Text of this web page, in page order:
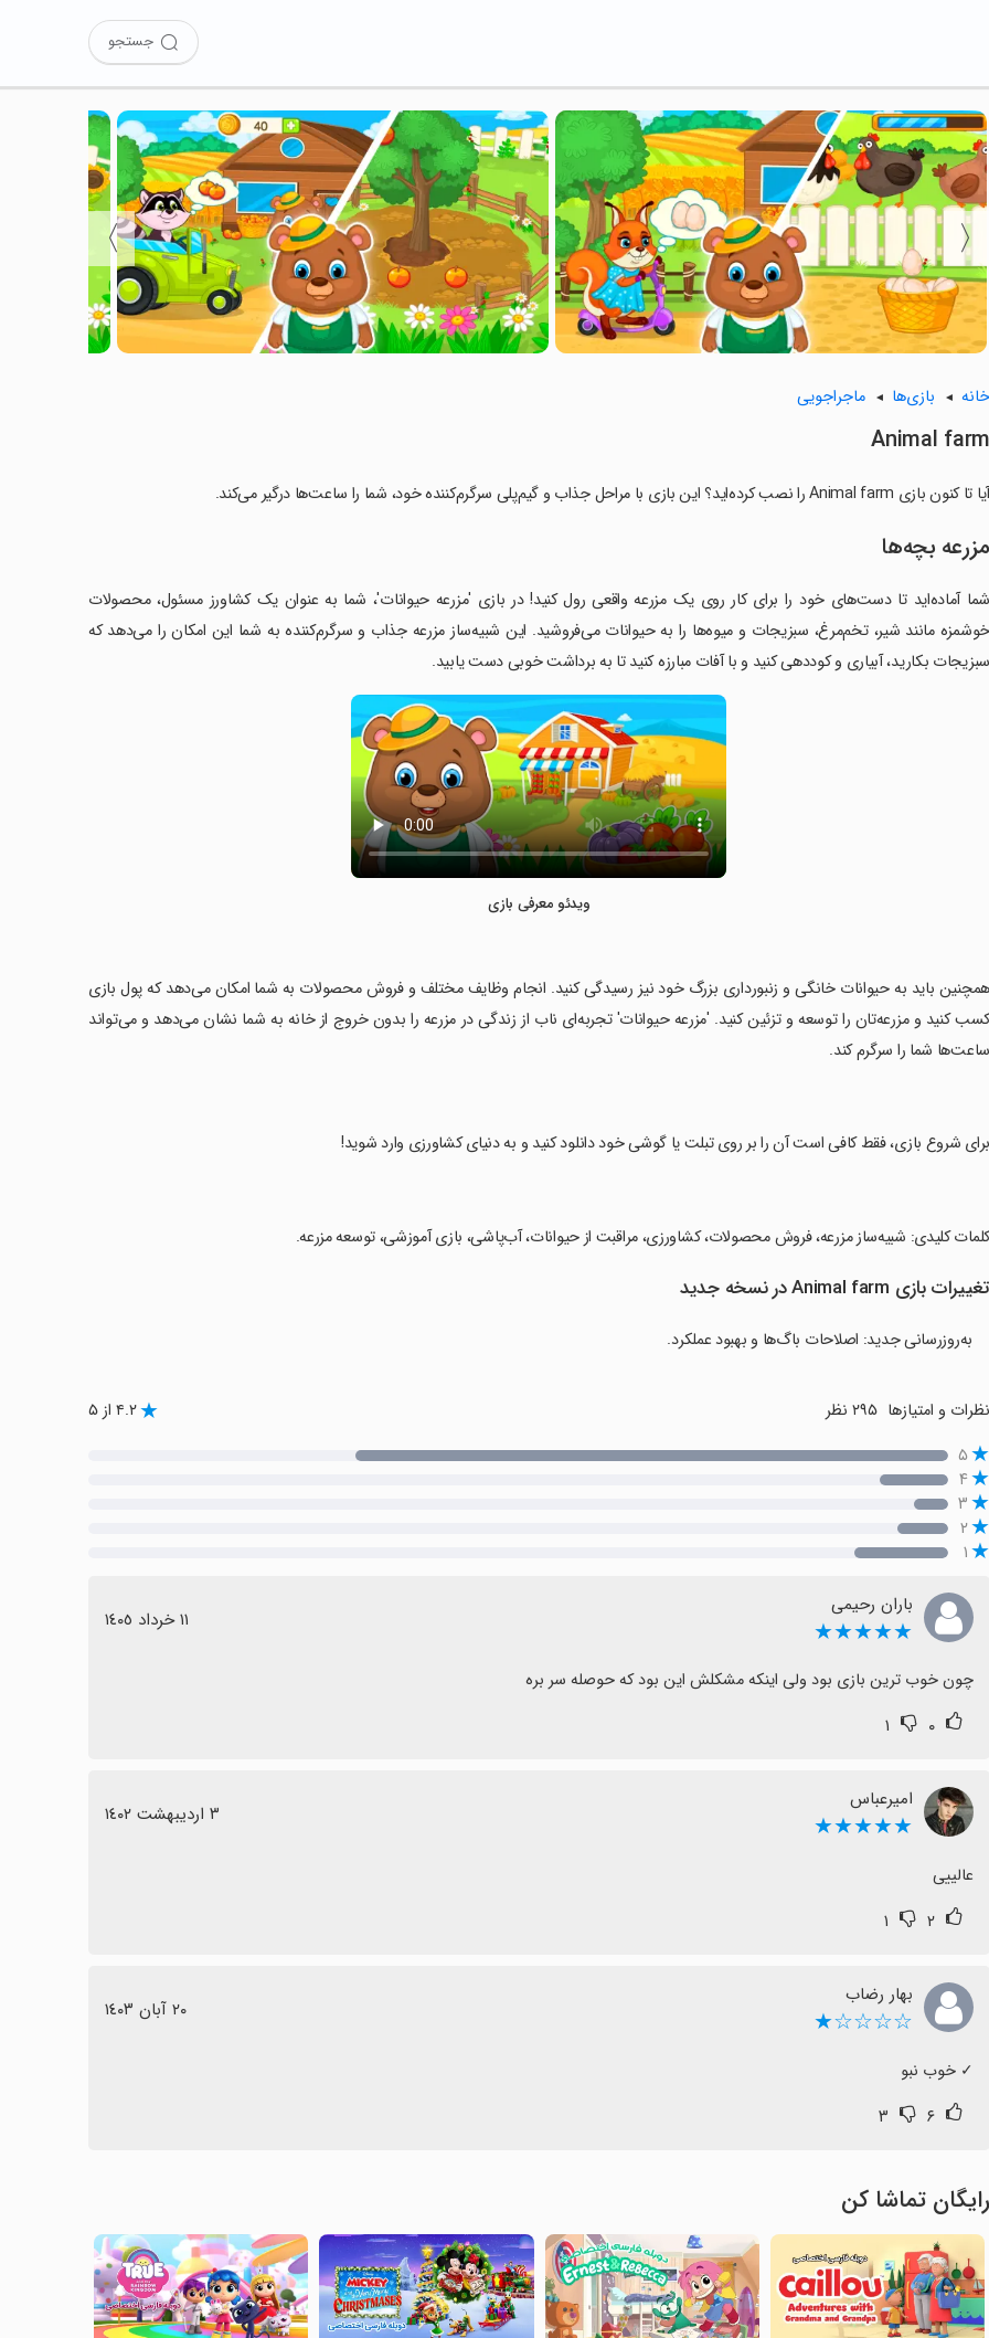
جستجو
〈
〉
خانه بازی‌ها ماجراجویی
Animal farm
آیا تا کنون بازی Animal farm را نصب کرده‌اید؟ این بازی با مراحل جذاب و گیم‌پلی سرگرم‌کننده خود، شما را ساعت‌ها درگیر می‌کند.
مزرعه بچه‌ها
شما آماده‌اید تا دست‌های خود را برای کار روی یک مزرعه واقعی رول کنید! در بازی 'مزرعه حیوانات'، شما به عنوان یک کشاورز مسئول، محصولات
خوشمزه مانند شیر، تخم‌مرغ، سبزیجات و میوه‌ها را به حیوانات می‌فروشید. این شبیه‌ساز مزرعه جذاب و سرگرم‌کننده به شما این امکان را می‌دهد که
سبزیجات بکارید، آبیاری و کوددهی کنید و با آفات مبارزه کنید تا به برداشت خوبی دست یابید.
ویدئو معرفی بازی
‏همچنین باید به حیوانات خانگی و زنبورداری بزرگ خود نیز رسیدگی کنید. انجام وظایف مختلف و فروش محصولات به شما امکان می‌دهد که پول بازی
کسب کنید و مزرعه‌تان را توسعه و تزئین کنید. 'مزرعه حیوانات' تجربه‌ای ناب از زندگی در مزرعه را بدون خروج از خانه به شما نشان می‌دهد و می‌تواند
ساعت‌ها شما را سرگرم کند.
‏برای شروع بازی، فقط کافی است آن را بر روی تبلت یا گوشی خود دانلود کنید و به دنیای کشاورزی وارد شوید!
‏کلمات کلیدی: شبیه‌ساز مزرعه، فروش محصولات، کشاورزی، مراقبت از حیوانات، آب‌پاشی، بازی آموزشی، توسعه مزرعه.
تغییرات بازی Animal farm در نسخه جدید
به‌روزرسانی‌ جدید: اصلاحات باگ‌ها و بهبود عملکرد.
نظرات و امتیازها ۲۹۵ نظر ۴.۲ از ۵
۵
۴
۳
۲
۱
باران رحیمی
★★★★★ ١١ خرداد ١٤٠٥
چون خوب ترین بازی بود ولی اینکه مشکلش این بود که حوصله سر بره
۰ ۱
امیرعباس
★★★★★ ٣ اردیبهشت ١٤٠٢
عالییی
۲ ۱
بهار رضاب
☆☆☆☆★ ٢٠ آبان ١٤٠٣
‏✓ خوب نبو
۶ ۳
رایگان تماشا کن